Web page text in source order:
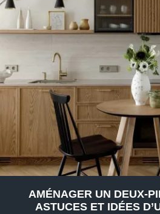
AMÉNAGER UN DEUX-
ASTUCES ET IDÉES